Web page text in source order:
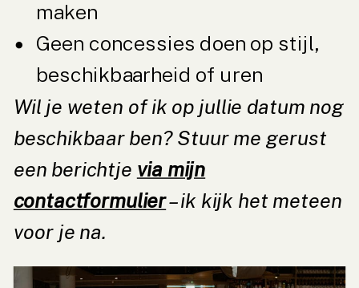
maken
Geen concessies doen op stijl,
beschikbaarheid of uren
Wil je weten of ik op jullie datum nog
beschikbaar ben? Stuur me gerust
een berichtje via mijn
contactformulier– ik kijk het meteen
voor je na.